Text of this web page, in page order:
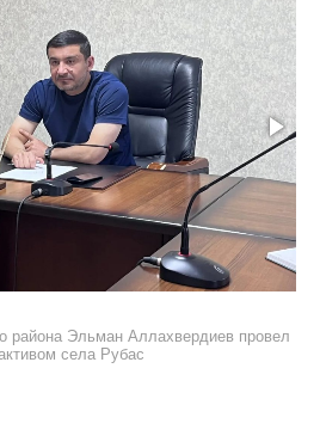
района Эльман Аллахвердиев провел
села Рубас